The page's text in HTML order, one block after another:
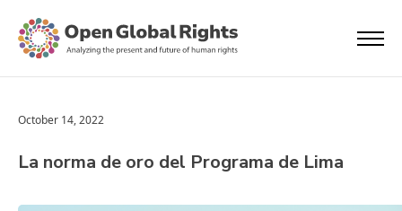
October 14, 2022
La norma de oro del Programa de Lima